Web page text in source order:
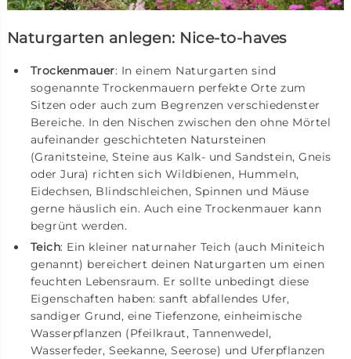
Naturgarten anlegen: Nice-to-haves
Trockenmauer: In einem Naturgarten sind
sogenannte Trockenmauern perfekte Orte zum
Sitzen oder auch zum Begrenzen verschiedenster
Bereiche. In den Nischen zwischen den ohne Mörtel
aufeinander geschichteten Natursteinen
(Granitsteine, Steine aus Kalk- und Sandstein, Gneis
oder Jura) richten sich Wildbienen, Hummeln,
Eidechsen, Blindschleichen, Spinnen und Mäuse
gerne häuslich ein. Auch eine Trockenmauer kann
begrünt werden.
Teich: Ein kleiner naturnaher Teich (auch Miniteich
genannt) bereichert deinen Naturgarten um einen
feuchten Lebensraum. Er sollte unbedingt diese
Eigenschaften haben: sanft abfallendes Ufer,
sandiger Grund, eine Tiefenzone, einheimische
Wasserpflanzen (Pfeilkraut, Tannenwedel,
Wasserfeder, Seekanne, Seerose) und Uferpflanzen